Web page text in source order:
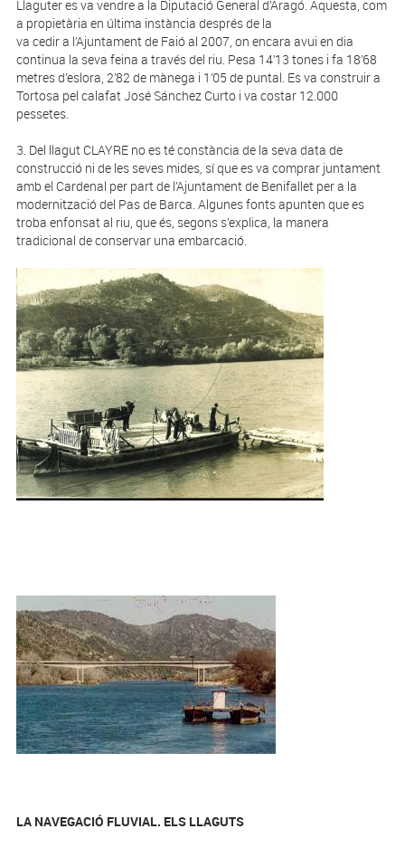
Llaguter es va vendre a la Diputació General d’Aragó. Aquesta, com
a propietària en última instància després de la
va cedir a l’Ajuntament de Faió al 2007, on encara avui en dia
continua la seva feina a través del riu. Pesa 14’13 tones i fa 18’68
metres d’eslora, 2’82 de mànega i 1’05 de puntal. Es va construir a
Tortosa pel calafat José Sánchez Curto i va costar 12.000
pessetes.
3. Del llagut CLAYRE no es té constància de la seva data de
construcció ni de les seves mides, sí que es va comprar juntament
amb el Cardenal per part de l’Ajuntament de Benifallet per a la
modernització del Pas de Barca. Algunes fonts apunten que es
troba enfonsat al riu, que és, segons s’explica, la manera
tradicional de conservar una embarcació.
LA NAVEGACIÓ FLUVIAL. ELS LLAGUTS